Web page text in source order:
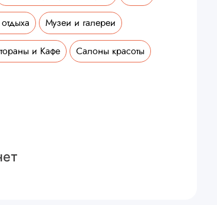
Музеи и галереи
и Кафе Салоны красоты